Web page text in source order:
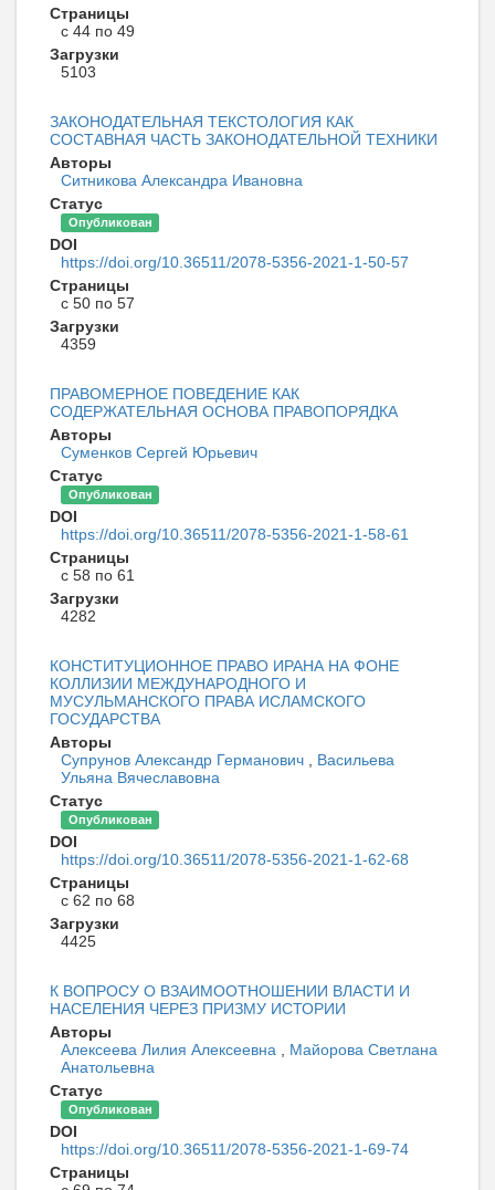
Страницы
с 44 по 49
Загрузки
5103
ЗАКОНОДАТЕЛЬНАЯ ТЕКСТОЛОГИЯ КАК
СОСТАВНАЯ ЧАСТЬ ЗАКОНОДАТЕЛЬНОЙ ТЕХНИКИ
Авторы
Ситникова Александра Ивановна
Статус
Опубликован
DOI
https://doi.org/10.36511/2078-5356-2021-1-50-57
Страницы
с 50 по 57
Загрузки
4359
ПРАВОМЕРНОЕ ПОВЕДЕНИЕ КАК
СОДЕРЖАТЕЛЬНАЯ ОСНОВА ПРАВОПОРЯДКА
Авторы
Суменков Сергей Юрьевич
Статус
Опубликован
DOI
https://doi.org/10.36511/2078-5356-2021-1-58-61
Страницы
с 58 по 61
Загрузки
4282
КОНСТИТУЦИОННОЕ ПРАВО ИРАНА НА ФОНЕ
КОЛЛИЗИИ МЕЖДУНАРОДНОГО И
МУСУЛЬМАНСКОГО ПРАВА ИСЛАМСКОГО
ГОСУДАРСТВА
Авторы
Супрунов Александр Германович
Васильева
Ульяна Вячеславовна
Статус
Опубликован
DOI
https://doi.org/10.36511/2078-5356-2021-1-62-68
Страницы
с 62 по 68
Загрузки
4425
К ВОПРОСУ О ВЗАИМООТНОШЕНИИ ВЛАСТИ И
НАСЕЛЕНИЯ ЧЕРЕЗ ПРИЗМУ ИСТОРИИ
Авторы
Алексеева Лилия Алексеевна
Майорова Светлана
Анатольевна
Статус
Опубликован
DOI
https://doi.org/10.36511/2078-5356-2021-1-69-74
Страницы